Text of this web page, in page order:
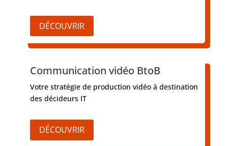
DÉCOUVRIR
Communication vidéo BtoB
Votre stratégie de production vidéo à destination
des décideurs IT
DÉCOUVRIR